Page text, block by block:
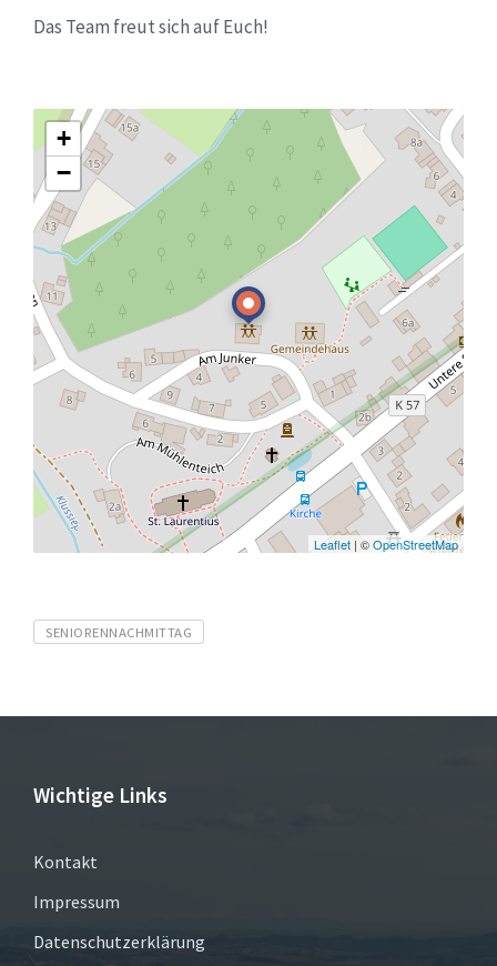
Das Team freut sich auf Euch!
+
−
Leaflet | ©OpenStreetMap
Tags
SENIORENNACHMITTAG
Wichtige Links
Kontakt
Impressum
Datenschutzerklärung